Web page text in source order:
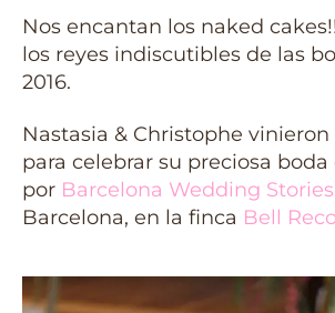
Nos encantan los naked
los reyes indiscutibles de las
2016.
Nastasia & Christophe vinieron
para celebrar su preciosa boda
por Barcelona Wedding Stories
Barcelona, en la finca Bell